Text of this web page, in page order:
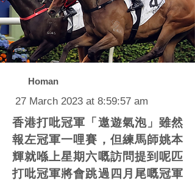
Homan
27 March 2023 at 8:59:57 am
香港打吡冠軍「遨遊氣泡」雖然
報左冠軍一哩賽，但練馬師姚本
輝就喺上星期六嘅訪問提到呢匹
打吡冠軍將會跳過四月尾嘅冠軍